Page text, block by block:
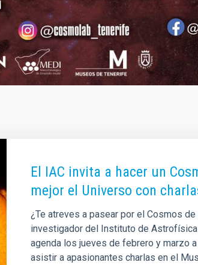
El IAC invita a hacer un
mejor el Universo con
¿Te atreves a pasear por el Cosmos
investigador del Instituto de Astrofísica
agenda los jueves de febrero y marzo
asistir a apasionantes charlas en el